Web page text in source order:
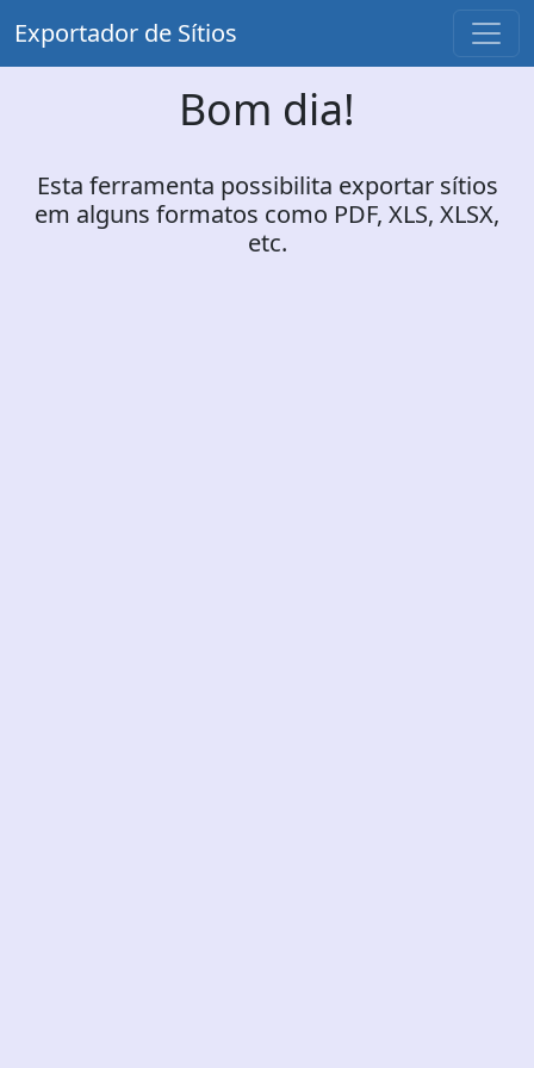
Exportador de Sítios
Bom dia!
Esta ferramenta possibilita exportar sítios
em alguns formatos como PDF, XLS, XLSX,
etc.